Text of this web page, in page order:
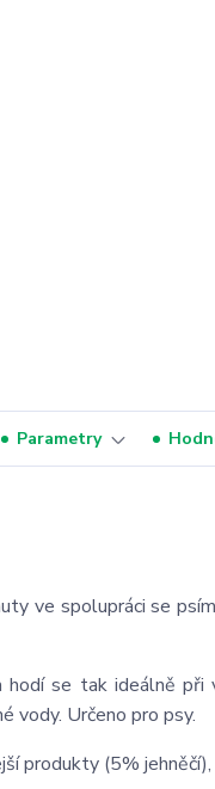
Parametry
ve spolupráci se
se tak ideálně při
vody. Určeno pro psy.
produkty (5%